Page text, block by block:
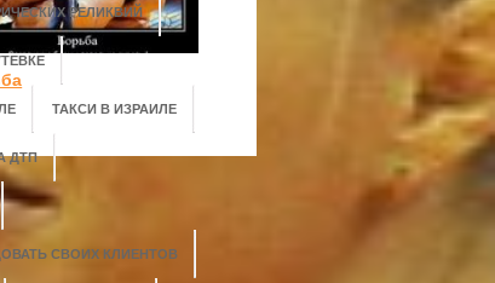
РЕЛИКВИЙ
ТАКСИ В ИЗРАИЛЕ
ДТП
СВОИХ КЛИЕНТОВ